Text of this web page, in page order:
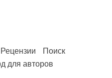
Рецензии
Поиск
для авторов